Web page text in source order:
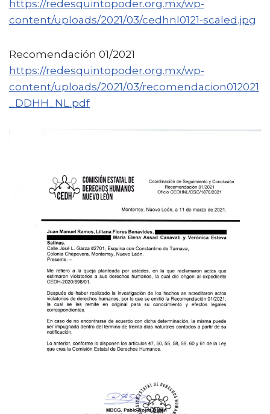
https://redesquintopoder.org.mx/wp-
content/uploads/2021/03/cedhnl0121-scaled.jpg
Recomendación 01/2021
https://redesquintopoder.org.mx/wp-
content/uploads/2021/03/recomendacion012021
_DDHH_NL.pdf